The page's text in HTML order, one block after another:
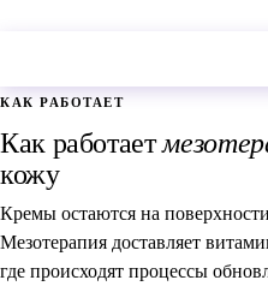
КАК РАБОТАЕТ
Как работает
кожу
Кремы остаются на
Мезотерапия доставляет
где происходят процессы